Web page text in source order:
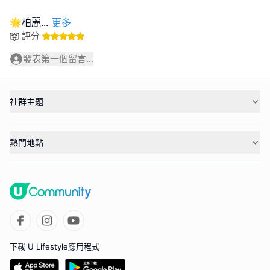
🌟柏麗... 更多
評分
發表第一個留言...
社群主題
熱門地點
下載 U Lifestyle應用程式